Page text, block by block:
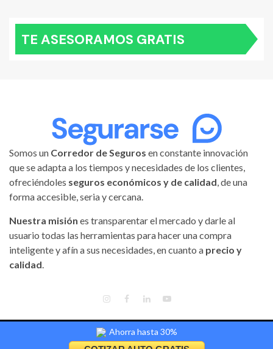
Ahorra hasta 30%
TE ASESORAMOS GRATIS
Somos un Corredor de Seguros en constante innovación
que se adapta a los tiempos y necesidades de los clientes,
ofreciéndoles seguros económicos y de calidad, de una
forma accesible, seria y cercana.
Nuestra misión es transparentar el mercado y darle al
usuario todas las herramientas para hacer una compra
inteligente y afín a sus necesidades, en cuanto a precio y
calidad.
INSTAGRAM
FACEBOOK
LINKEDIN
YOUTUBE
Segurarse | Todos los derechos reservados.